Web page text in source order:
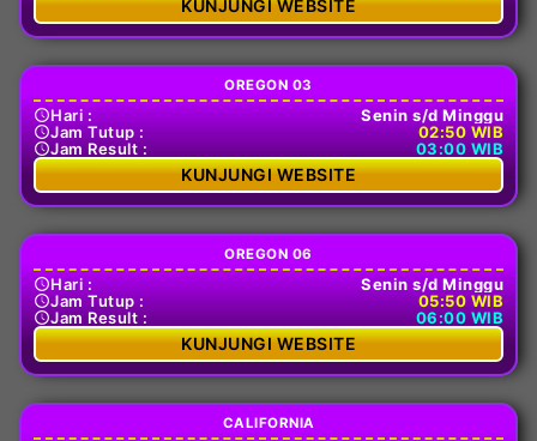
KUNJUNGI WEBSITE
OREGON 03
Hari :
Senin s/d Minggu
Jam Tutup :
02:50 WIB
Jam Result :
03:00 WIB
KUNJUNGI WEBSITE
OREGON 06
Hari :
Senin s/d Minggu
Jam Tutup :
05:50 WIB
Jam Result :
06:00 WIB
KUNJUNGI WEBSITE
CALIFORNIA